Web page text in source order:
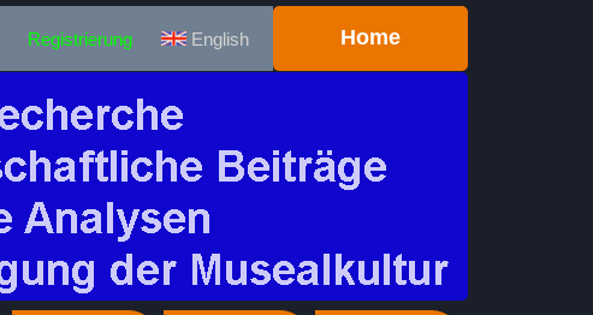
Registrierung English Home